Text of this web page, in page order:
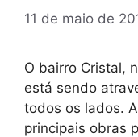
11 de maio de
O bairro Cristal,
está sendo
todos os lados.
principais obras